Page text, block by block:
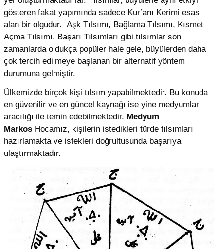
gösteren fakat yapımında sadece Kur’anı Kerimi esas
alan bir olgudur. Aşk Tılsımı, Bağlama Tılsımı, Kısmet
Açma Tılsımı, Başarı Tılsımları gibi tılsımlar son
zamanlarda oldukça popüler hale gele, büyülerden daha
çok tercih edilmeye başlanan bir alternatif yöntem
durumuna gelmiştir.
Ülkemizde birçok kişi tılsım yapabilmektedir. Bu konuda
en güvenilir ve en güncel kaynağı ise yine medyumlar
aracılığı ile temin edebilmektedir. Medyum
Markos Hocamız, kişilerin istedikleri türde tılsımları
hazırlamakta ve istekleri doğrultusunda başarıya
ulaştırmaktadır.